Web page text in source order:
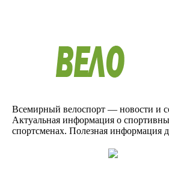
Всемирный велоспорт — новости и
Актуальная информация о
спортсменах. Полезная информация